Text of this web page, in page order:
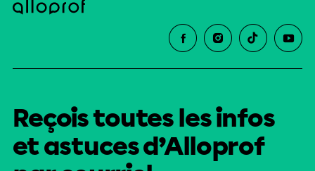
Reçois toutes les infos
et astuces d’Alloprof